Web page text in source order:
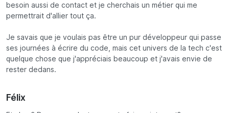
besoin aussi de contact et je cherchais un métier qui me
permettrait d'allier tout ça.
Je savais que je voulais pas être un pur développeur qui passe
ses journées à écrire du code, mais cet univers de la tech c'est
quelque chose que j'appréciais beaucoup et j'avais envie de
rester dedans.
Félix